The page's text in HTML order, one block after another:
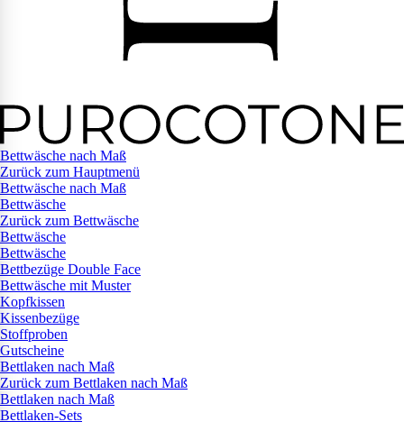
Bettwäsche nach Maß
Zurück zum Hauptmenü
Bettwäsche nach Maß
Bettwäsche
Zurück zum Bettwäsche
Bettwäsche
Bettwäsche
Bettbezüge Double Face
Bettwäsche mit Muster
Kopfkissen
Kissenbezüge
Stoffproben
Gutscheine
Bettlaken nach Maß
Zurück zum Bettlaken nach Maß
Bettlaken nach Maß
Bettlaken-Sets